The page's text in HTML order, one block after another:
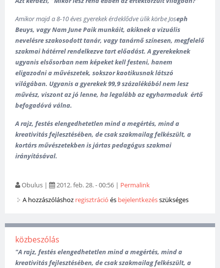
Amikor majd a 8-10 éves gyerekek érdeklődve ülik körbeJoseph
Beuys, vagy Nam June Paik munkáit, akiknek a vizuális
nevelésre szakosodott tanár, vagy tanárnő színesen, megfelelő
szakmai hátérrel rendelkezve tart előadást. A gyerekeknek
ugyanis elsősorban nem képeket kell festeni, hanem
eligazodni a művészetek, sokszor kaotikusnak látszó
világában. Ugyanis a gyerekek 99,9 százalékából nem lesz
művész, viszont az jó lenne, ha legalább az egyharmaduk értő
befogadóvá válna.
A rajz, festés elengedhetetlen mind a megértés, mind a
kreativitás fejlesztésében, de csak szakmailag felkészült, a
kortárs művészetekben is jártas pedagógus szakmai
irányításával.
Obulus | 2012. feb. 28. - 00:56 | Permalink
A hozzászóláshoz regisztráció és bejelentkezésszükséges
közbeszólás
"A rajz, festés elengedhetetlen mind a megértés, mind a
kreativitás fejlesztésében, de csak szakmailag felkészült, a